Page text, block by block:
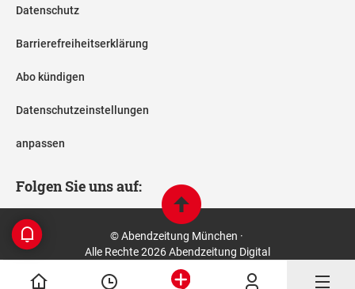
Datenschutz
Barrierefreiheitserklärung
Abo kündigen
Datenschutzeinstellungen
anpassen
Folgen Sie uns auf:
© Abendzeitung München ·
Alle Rechte 2026 Abendzeitung Digital